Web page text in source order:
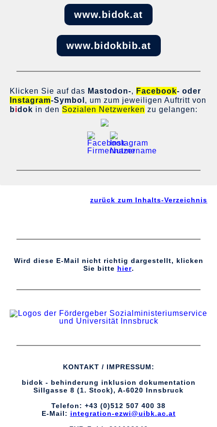
www.bidok.at
www.bidokbib.at
Klicken Sie auf das Mastodon-, Facebook- oder
Instagram-Symbol , um zum jeweiligen Auftritt von
bidok in den Sozialen Netzwerken zu gelangen:
zurück zum Inhalts-Verzeichnis
Wird diese E-Mail nicht richtig dargestellt, klicken
Sie bitte hier.
KONTAKT / IMPRESSUM:
bidok - behinderung inklusion dokumentation
Sillgasse 8 (1. Stock), A-6020 Innsbruck
Telefon: +43 (0)512 507 400 38
E-Mail: integration-ezwi@uibk.ac.at